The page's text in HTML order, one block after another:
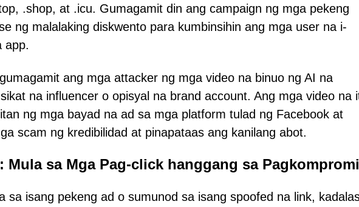
.shop, at .icu. Gumagamit din ang campaign ng mga pekeng
ng malalaking diskwento para kumbinsihin ang mga user na i-
app.
ang mga attacker ng mga video na binuo ng AI na
na influencer o opisyal na brand account. Ang mga video na
ng mga bayad na ad sa mga platform tulad ng Facebook at
scam ng kredibilidad at pinapataas ang kanilang abot.
Mula sa Mga Pag-click hanggang sa
sa isang pekeng ad o sumunod sa isang spoofed na link,